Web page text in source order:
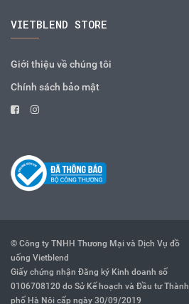
VIETBLEND STORE
Giới thiệu về chúng tôi
Chính sách bảo mật
© Công ty TNHH Thương Mại và Dịch Vụ đồ
uống Vietblend
Giấy chứng nhận Đăng ký Kinh doanh số
0106708120 do Sở Kế hoạch và Đầu tư Thành
phố Hà Nội cấp ngày 30/09/2019